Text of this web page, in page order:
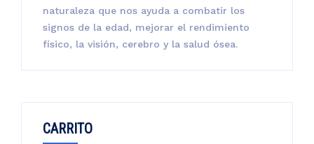
naturaleza que nos ayuda a combatir los
signos de la edad, mejorar el rendimiento
físico, la visión, cerebro y la salud ósea.
CARRITO